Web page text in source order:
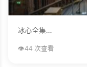
冰心全集...
👁️44 次查看